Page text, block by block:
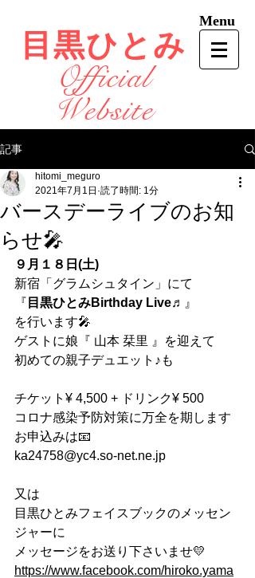
Menu
目黒ひとみ
Official
Website
記事
バースデーライブのお知
らせ🎤
hitomi_meguro
2021年7月1日 読了時間: 1分
９月１８日(土)
新宿「グラムシュタイン」にて
『 目黒ひとみBirthday Live♬』
を行います🎤
ゲストに娘『 山本 栞里 』を迎えて
初めての親子デュエット♪も
チケット¥ 4,500 + ドリンク¥ 500
コロナ感染予防対策に万全を期します
お申込みは📧
ka24758@yc4.so-net.ne.jp
又は
目黒ひとみフェイスブックのメッセン
ジャーに
メッセージをお送り下さいませ💛
https://www.facebook.com/hiroko.yama